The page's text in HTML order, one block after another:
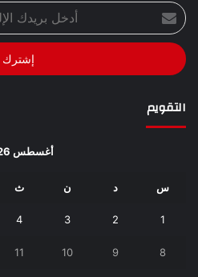
أدخل
بريدك
الإلكتروني
التقويم
أغسطس 2026
س د ن ث
1
2
3
4
8
9
10
11